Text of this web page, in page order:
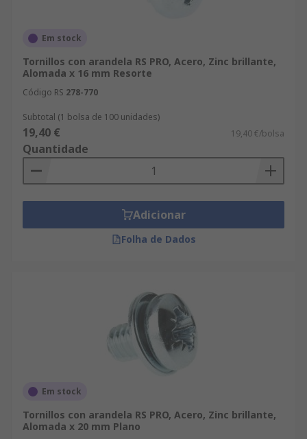
Em stock
Tornillos con arandela RS PRO, Acero, Zinc brillante,
Alomada x 16 mm Resorte
Código RS 278-770
Subtotal (1 bolsa de 100 unidades)
19,40 € 19,40 €/bolsa
Quantidade
Adicionar
Folha de Dados
Em stock
Tornillos con arandela RS PRO, Acero, Zinc brillante,
Alomada x 20 mm Plano